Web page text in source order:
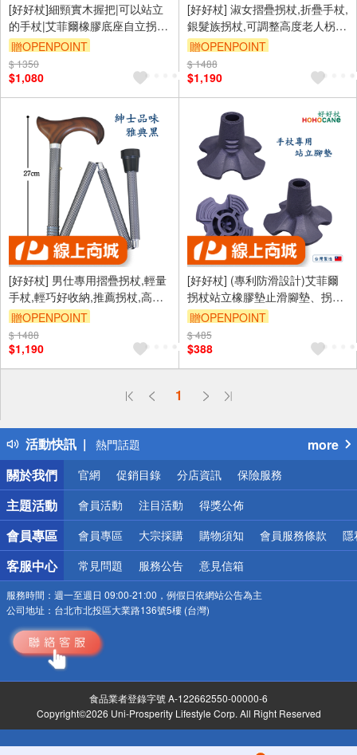
[好好杖]細頸實木握把|可以站立
的手杖|艾菲爾橡膠底座自立拐
杖|高級灰＃7CD19GR
贈OPENPOINT
$ 1350
$1,080
[好好杖] 淑女摺疊拐杖,折疊手杖,
銀髮族拐杖,可調整高度老人柺杖
(褐紅小白花)#1001.701.FAE
贈OPENPOINT
$ 1488
$1,190
[好好杖] 男仕專用摺疊拐杖,輕量
手杖,輕巧好收納,推薦拐杖,高CP
拐杖,黑色格紋 #1001.801.FAN
贈OPENPOINT
$ 1488
$1,190
[好好杖] (專利防滑設計)艾菲爾
拐杖站立橡膠墊止滑腳墊、拐杖
更穩固，行走更安心-黑色(2入
裝) #1061.321
贈OPENPOINT
$ 485
$388
1
活動快訊
偏遠地區配送
得獎公告
熱門話題
銀行優惠
偏遠地區配送
詐騙網頁！請小心！
more
關於我們
官網 促銷目錄 分店資訊 保險服務
主題活動 會員活動 注目活動 得獎公佈
會員專區 會員專區 大宗採購 購物須知 會員服務條款 隱
客服中心 常見問題 服務公告 意見信箱
服務時間： 週一至週日 09:00-21:00，例假日依網站公告為主
公司地址： 台北市北投區大業路136號5樓 (台灣)
食品業者登錄字號 A-122662550-00000-6
Copyright©2026 Uni-Prosperity Lifestyle Corp. All Right Reserved